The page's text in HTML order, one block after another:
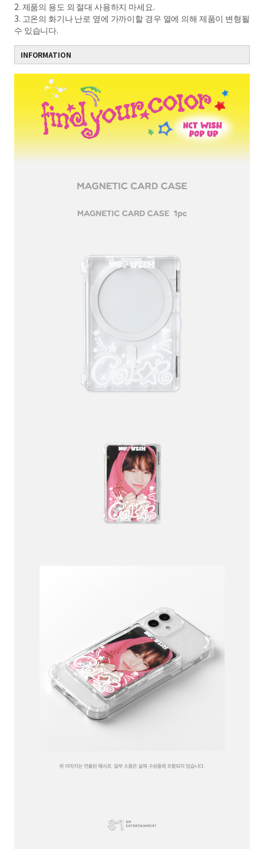
2. 제품의 용도 외 절대 사용하지 마세요.
3. 고온의 화기나 난로 옆에 가까이할 경우 열에 의해 제품이 변형될
수 있습니다.
INFORMATION